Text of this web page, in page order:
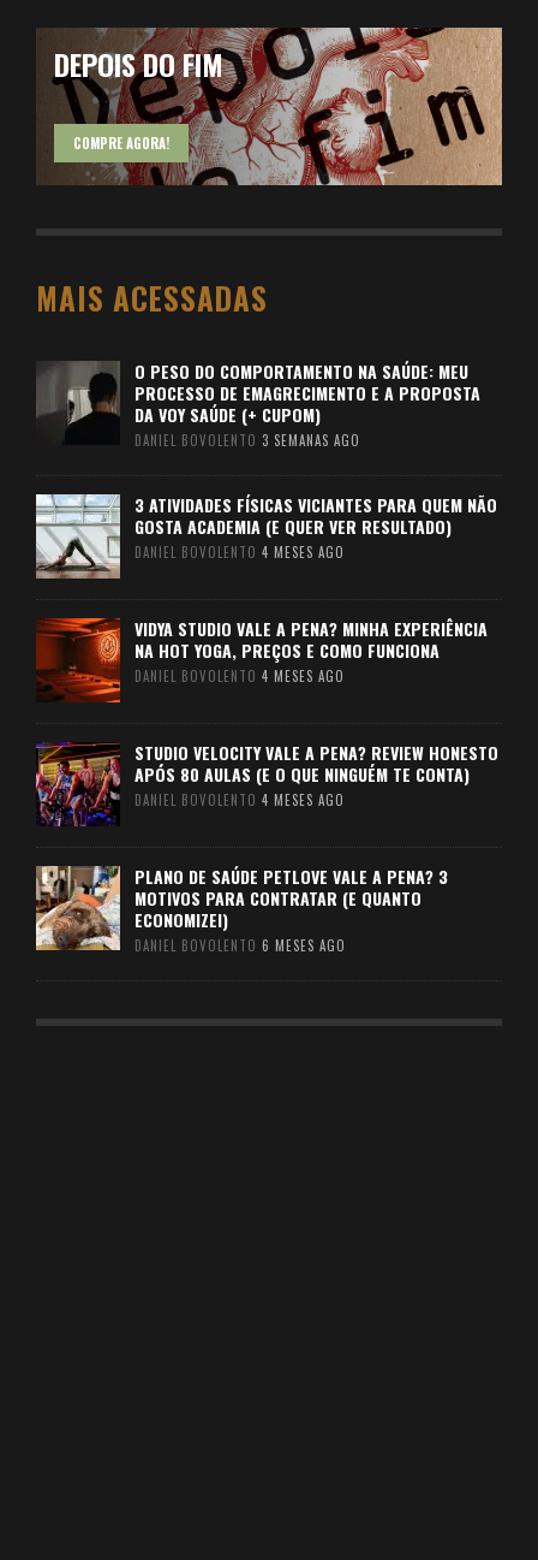
DEPOIS DO FIM
COMPRE AGORA!
MAIS ACESSADAS
O PESO DO COMPORTAMENTO NA SAÚDE: MEU
PROCESSO DE EMAGRECIMENTO E A PROPOSTA
DA VOY SAÚDE (+ CUPOM)
DANIEL BOVOLENTO 3 SEMANAS AGO
3 ATIVIDADES FÍSICAS VICIANTES PARA QUEM NÃO
GOSTA ACADEMIA (E QUER VER RESULTADO)
DANIEL BOVOLENTO 4 MESES AGO
VIDYA STUDIO VALE A PENA? MINHA EXPERIÊNCIA
NA HOT YOGA, PREÇOS E COMO FUNCIONA
DANIEL BOVOLENTO 4 MESES AGO
STUDIO VELOCITY VALE A PENA? REVIEW HONESTO
APÓS 80 AULAS (E O QUE NINGUÉM TE CONTA)
DANIEL BOVOLENTO 4 MESES AGO
PLANO DE SAÚDE PETLOVE VALE A PENA? 3
MOTIVOS PARA CONTRATAR (E QUANTO
ECONOMIZEI)
DANIEL BOVOLENTO 6 MESES AGO